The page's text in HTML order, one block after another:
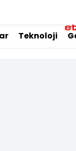
Teknoloji